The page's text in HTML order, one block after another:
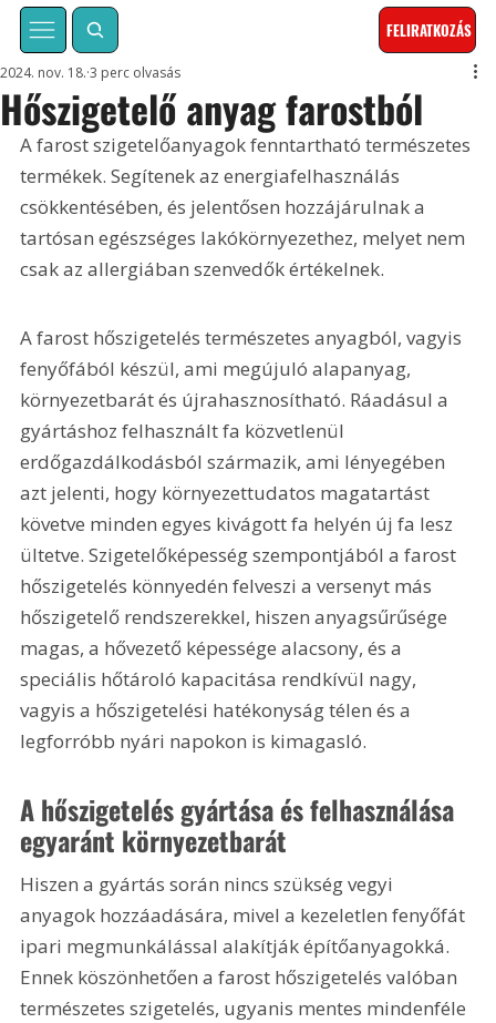
FELIRATKOZÁS
Hőszigetelő anyag farostból
2024. nov. 18. 3 perc olvasás
A farost szigetelőanyagok fenntartható természetes
termékek. Segítenek az energiafelhasználás
csökkentésében, és jelentősen hozzájárulnak a
tartósan egészséges lakókörnyezethez, melyet nem
csak az allergiában szenvedők értékelnek.
A farost hőszigetelés természetes anyagból, vagyis
fenyőfából készül, ami megújuló alapanyag,
környezetbarát és újrahasznosítható. Ráadásul a
gyártáshoz felhasznált fa közvetlenül
erdőgazdálkodásból származik, ami lényegében
azt jelenti, hogy környezettudatos magatartást
követve minden egyes kivágott fa helyén új fa lesz
ültetve. Szigetelőképesség szempontjából a farost
hőszigetelés könnyedén felveszi a versenyt más
hőszigetelő rendszerekkel, hiszen anyagsűrűsége
magas, a hővezető képessége alacsony, és a
speciális hőtároló kapacitása rendkívül nagy,
vagyis a hőszigetelési hatékonyság télen és a
legforróbb nyári napokon is kimagasló.
A hőszigetelés gyártása és felhasználása
egyaránt környezetbarát
Hiszen a gyártás során nincs szükség vegyi
anyagok hozzáadására, mivel a kezeletlen fenyőfát
ipari megmunkálással alakítják építőanyagokká.
Ennek köszönhetően a farost hőszigetelés valóban
természetes szigetelés, ugyanis mentes mindenféle